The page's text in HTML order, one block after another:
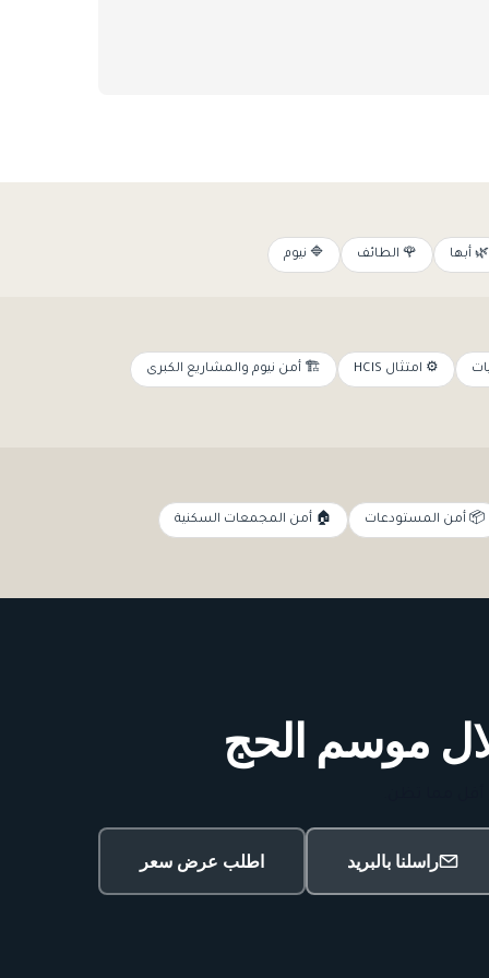
🌿 أبها 🌹 الطائف 🔷 نيوم
⚙️ امتثال HCIS 🏗️ أمن نيوم والمشاريع الكبرى
📦 أمن المستودعات 🏠 أمن المجمعات السكنية
موسم الحج
راسلنا بالبريد اطلب عرض سعر